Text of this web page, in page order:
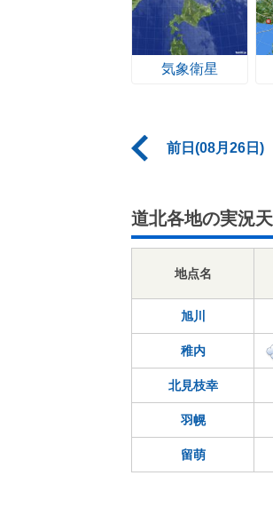
気象衛星
前日(08月26日)
道北各地の実況
地点名
旭川
稚内
北見枝幸
羽幌
留萌